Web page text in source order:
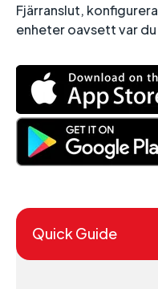
Fjärranslut,
enheter oavsett var
Quick Guide